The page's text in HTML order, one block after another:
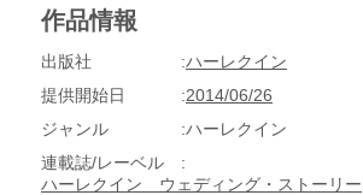
な取引として便宜結婚を持ちかけられ……。
作品情報
出版社
ハーレクイン
提供開始日
2014/06/26
ジャンル
ハーレクイン
連載誌/レーベル
ハーレクイン ウェディング・ストーリー